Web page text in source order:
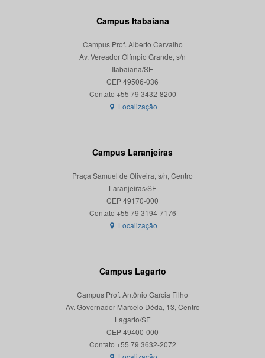
Campus Itabaiana
Campus Prof. Alberto Carvalho
Av. Vereador Olímpio Grande, s/n
Itabaiana/SE
CEP 49506-036
Localização
Campus Laranjeiras
Praça Samuel de Oliveira, s/n, Centro
Laranjeiras/SE
CEP 49170-000
Localização
Campus Lagarto
Campus Prof. Antônio Garcia Filho
Av. Governador Marcelo Déda, 13, Centro
Lagarto/SE
CEP 49400-000